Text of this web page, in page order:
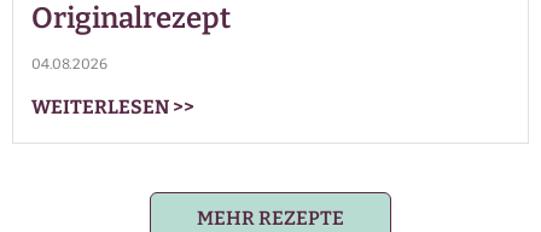
Originalrezept
04.08.2026
WEITERLESEN >>
MEHR REZEPTE